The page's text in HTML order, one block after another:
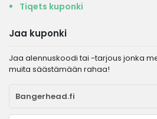
Tiqets kuponki
Jaa kuponki
Jaa alennuskoodi tai -tarjous jonka
muita säästämään rahaa!